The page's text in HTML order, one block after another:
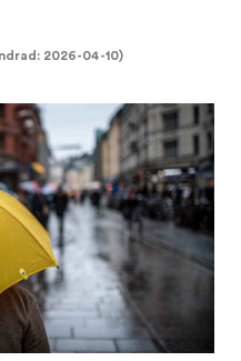
2026-04-10)